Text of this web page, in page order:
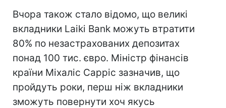
Вчора також стало відомо, що великі
вкладники Laiki Bank можуть втратити
80% по незастрахованих депозитах
понад 100 тис. євро. Міністр фінансів
країни Міхаліс Сарріс зазначив, що
пройдуть роки, перш ніж вкладники
зможуть повернути хоч якусь